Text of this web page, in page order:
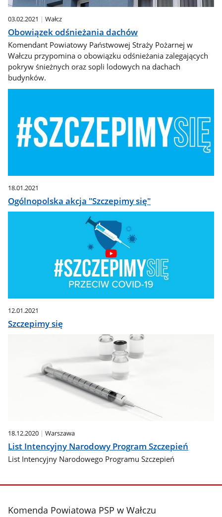
03.02.2021 Wałcz
Obowiązek odśnieżania dachów
Komendant Powiatowy Państwowej Straży Pożarnej w
Wałczu przypomina o obowiązku odśnieżania zalegających
pokryw śnieżnych oraz sopli lodowych na dachach
budynków.
18.01.2021
Ogólnopolska akcja "Szczepimy się"
12.01.2021
Szczepimy się
18.12.2020 Warszawa
List Intencyjny Narodowy Program Szczepień
List Intencyjny Narodowego Programu Szczepień
stopka
Komenda Powiatowa PSP w Wałczu